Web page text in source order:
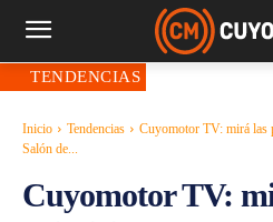
TENDENCIAS
Inicio Tendencias
Cuyomotor TV: mirá las
Salón de...
Cuyomotor TV: